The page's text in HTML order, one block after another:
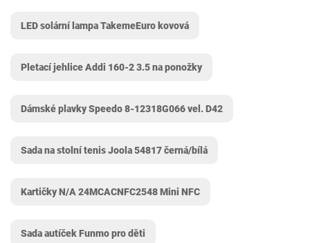
LED solární lampa TakemeEuro kovová
Pletací jehlice Addi 160-2 3.5 na ponožky
Dámské plavky Speedo 8-12318G066 vel. D42
Sada na stolní tenis Joola 54817 černá/bílá
Kartičky N/A ‎24MCACNFC2548 Mini NFC
Sada autíček Funmo pro děti